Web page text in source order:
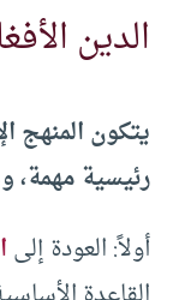
الدين
يتكون المنهج
رئيسية مهمة،
أولاً: العودة إلى